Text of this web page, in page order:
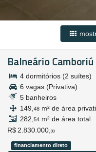
Balneário Camboriú
4 dormitórios (2 suítes)
6 vagas (Privativa)
5 banheiros
149, 48 m² de área
282, 54 m² de área total
R$ 2.830.000, 00
financiamento direto